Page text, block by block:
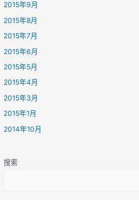
2015年9月
2015年8月
2015年7月
2015年6月
2015年5月
2015年4月
2015年3月
2015年1月
2014年10月
搜索